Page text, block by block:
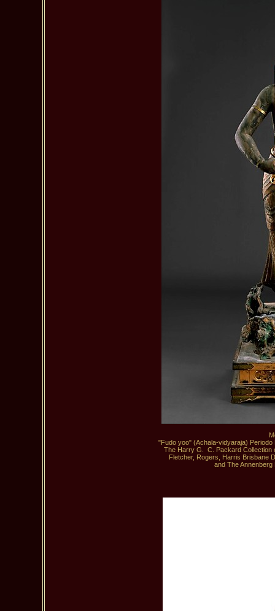
"Fudo yoo" (Achala-vidyaraja)
The Harry G.  C. Packard Collection
Fletcher, Rogers, Harris Brisbane
and The Annenberg